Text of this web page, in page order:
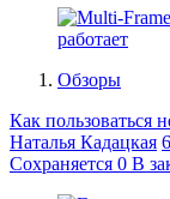
Обзоры
Как пользоваться
Наталья Кадацкая
Сохраняется 0 В